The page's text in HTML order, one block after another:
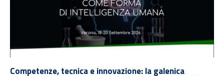
Competenze, tecnica e innovazione: la galenica